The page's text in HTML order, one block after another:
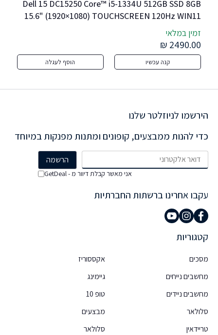
CARBON BLACK NEW
זמין במלאי
2490.00 ₪
קנה עכשיו הוסף לעגלה
קטגוריות
מסכים
מחשבים נייחים
מחשבים ניידים
סלולאר
טריידאין
אקססוריז
גיימינג
טופ 10
מבצעים
סלולאר
הירשמו לניוזלטר שלנו
כדי להנות ממבצעים, קופונים ומתנות מפנקות במיוחד
אני מאשר קבלת דיוור מ - GetDeal
עקבו אחרינו ברשתות החברתיות